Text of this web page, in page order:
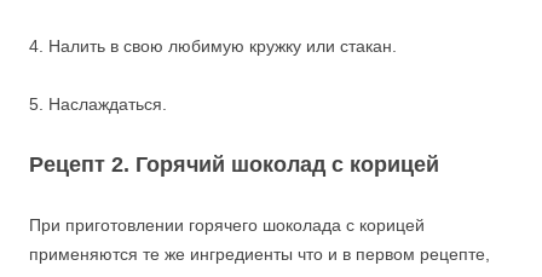
4. Налить в свою любимую кружку или стакан.
5. Наслаждаться.
Рецепт 2. Горячий шоколад с корицей
При приготовлении горячего шоколада с корицей
применяются те же ингредиенты что и в первом рецепте,